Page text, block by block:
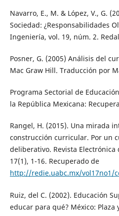
Navarro, E., M. & López, V., G.
Sociedad: ¿Responsabilidades
Ingeniería, vol. 19, núm. 2.
Posner, G. (2005) Análisis del
Mac Graw Hill. Traducción por
Programa Sectorial de
la República Mexicana:
Rangel, H. (2015). Una mirada
construcción curricular. Por un
deliberativo. Revista
17(1), 1-16. Recuperado de
http://redie.uabc.mx/vol17no1/
Ruiz, del C. (2002). Educación
educar para qué? México: Plaza